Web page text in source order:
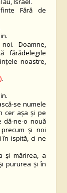
Fără de
Doamne,
fărădelegile
noastre,
.
se numele
cer aşa şi pe
dă-ne-o nouă
şi noi
ispită, ci ne
şi mărirea, a
pururea şi în